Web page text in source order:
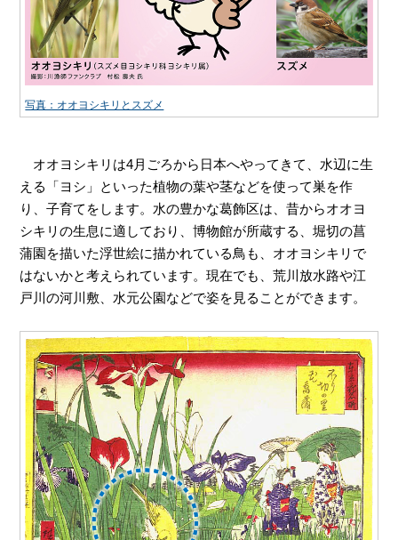
写真：オオヨシキリとスズメ
オオヨシキリは4月ごろから日本へやってきて、水辺に生
える「ヨシ」といった植物の葉や茎などを使って巣を作
り、子育てをします。水の豊かな葛飾区は、昔からオオヨ
シキリの生息に適しており、博物館が所蔵する、堀切の菖
蒲園を描いた浮世絵に描かれている鳥も、オオヨシキリで
はないかと考えられています。現在でも、荒川放水路や江
戸川の河川敷、水元公園などで姿を見ることができます。